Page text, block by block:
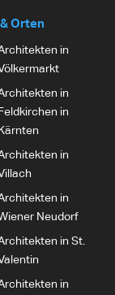
Orten
in
in
in
in
in
Neudorf
in St.
in